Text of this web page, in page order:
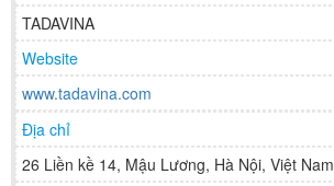
TADAVINA
Website
www.tadavina.com
Địa chỉ
26 Liền kề 14, Mậu Lương, Hà Nội, Việt Nam